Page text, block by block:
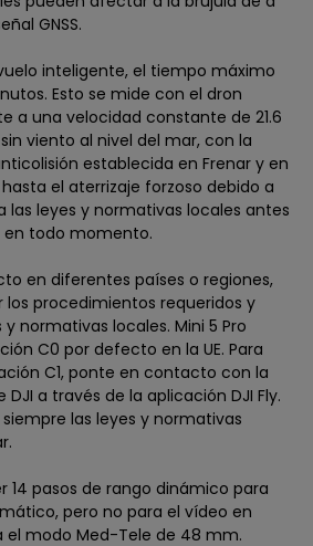
GNSS.
inteligente, el tiempo máximo
Esto se mide con el dron
a una velocidad constante de 21.6
viento al nivel del mar, con la
establecida en Frenar y en
el aterrizaje forzoso debido a
las leyes y normativas locales antes
en todo momento.
en diferentes países o regiones,
los procedimientos requeridos y
normativas locales. Mini 5 Pro
C0 por defecto en la UE. Para
C1, ponte en contacto con la
a través de la aplicación DJI Fly.
las leyes y normativas
14 pasos de rango dinámico para
pero no para el vídeo en
el modo Med-Tele de 48 mm.